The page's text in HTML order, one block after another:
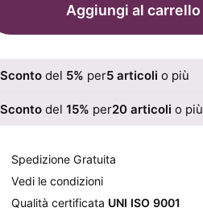
Aggiungi al carrello
Scontodel 5% per5articoli o più
Scontodel 15% per20articoli o più
Spedizione Gratuita
Vedi le condizioni
Qualità certificata UNI ISO 9001